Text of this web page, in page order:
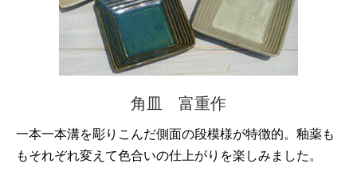
角皿 富重作
一本一本溝を彫りこんだ側面の段模様が特徴的。釉薬も
もそれぞれ変えて色合いの仕上がりを楽しみました。